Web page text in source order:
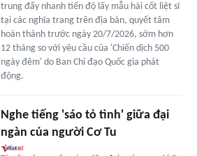
trung đẩy nhanh tiến độ lấy mẫu hài cốt liệt sĩ
tại các nghĩa trang trên địa bàn, quyết tâm
hoàn thành trước ngày 20/7/2026, sớm hơn
12 tháng so với yêu cầu của 'Chiến dịch 500
ngày đêm' do Ban Chỉ đạo Quốc gia phát
động.
Nghe tiếng 'sáo tỏ tình' giữa đại
ngàn của người Cơ Tu